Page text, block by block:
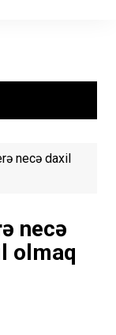
necə daxil
necə
olmaq